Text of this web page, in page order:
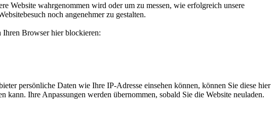
Website wahrgenommen wird oder um zu messen, wie erfolgreich unsere
noch angenehmer zu gestalten.
Ihren Browser hier blockieren:
persönliche Daten wie Ihre IP-Adresse einsehen können, können Sie diese hier
kann. Ihre Anpassungen werden übernommen, sobald Sie die Website neuladen.